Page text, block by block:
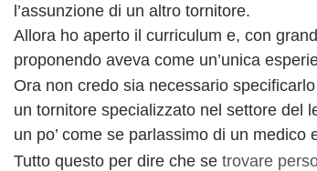
l’assunzione di un altro tornitore.
Allora ho aperto il curriculum e, con
proponendo aveva come un’unica
Ora non credo sia necessario
un tornitore specializzato nel settore del
un po’ come se parlassimo di un medico
Tutto questo per dire che se trovare